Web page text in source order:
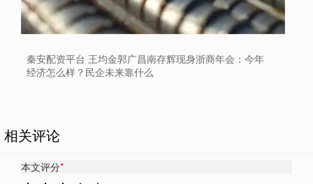
秦安配资平台 王均金郭广昌南存辉现身浙商年会：今年
经济怎么样？民企未来靠什么
相关评论
本文评分*